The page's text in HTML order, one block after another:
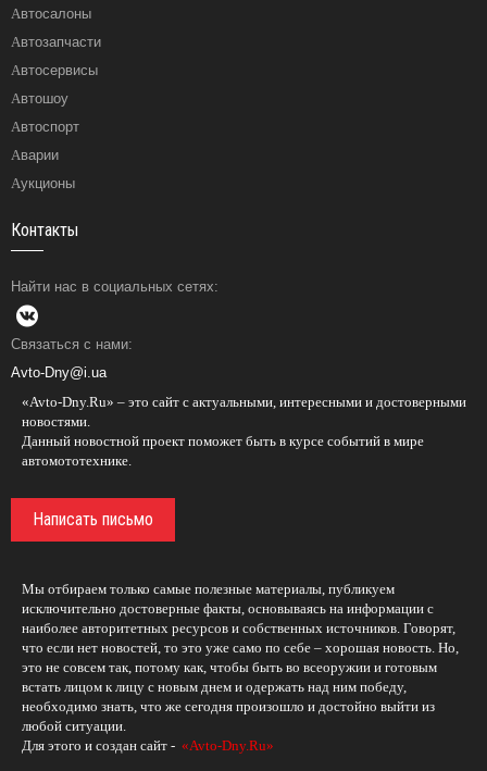
Автосалоны
Автозапчасти
Автосервисы
Автошоу
Автоспорт
Аварии
Аукционы
Контакты
Найти нас в социальных сетях:
Связаться с нами:
Avto-Dny@i.ua
«Avto-Dny.Ru» – это сайт с актуальными, интересными и достоверными
новостями.
Данный новостной проект поможет быть в курсе событий в мире
автомототехнике.
Написать письмо
Мы отбираем только самые полезные материалы, публикуем
исключительно достоверные факты, основываясь на информации с
наиболее авторитетных ресурсов и собственных источников. Говорят,
что если нет новостей, то это уже само по себе – хорошая новость. Но,
это не совсем так, потому как, чтобы быть во всеоружии и готовым
встать лицом к лицу с новым днем и одержать над ним победу,
необходимо знать, что же сегодня произошло и достойно выйти из
любой ситуации.
Для этого и создан сайт - «Avto-Dny.Ru»